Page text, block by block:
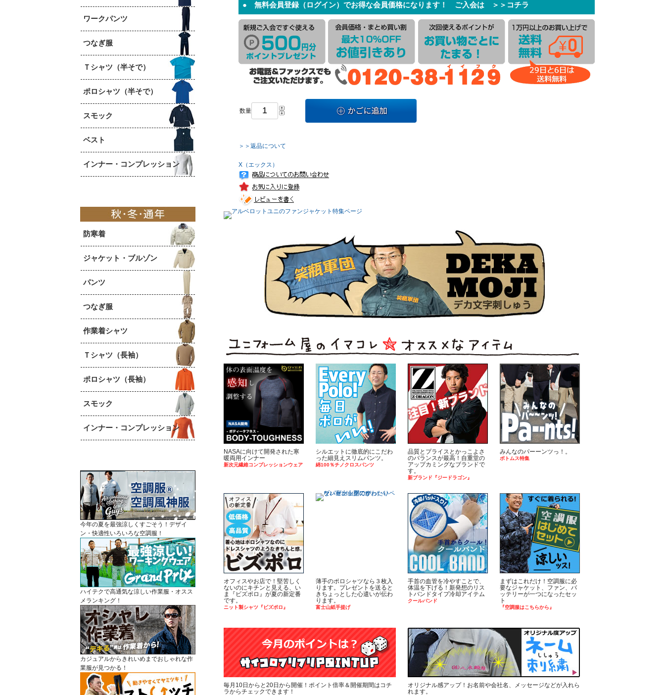
ワークパンツ
つなぎ服
Ｔシャツ（半そで）
ポロシャツ（半そで）
スモック
ベスト
インナー・コンプレッション
防寒着
ジャケット・ブルゾン
パンツ
つなぎ服
作業着シャツ
Ｔシャツ（長袖）
ポロシャツ（長袖）
スモック
インナー・コンプレッション
今年の夏を最強涼しくすごそう！デザイ
ン・快適性いろいろな空調服！
ハイテクで高通気な涼しい作業服・オスス
メランキング！
カジュアルからきれいめまでおしゃれな作
業服が見つかる！
● 無料会員登録（ログイン）でお得な会員価格になります！ ご入会は ＞＞コチラ
数量
＞＞返品について
X（エックス）
NASAに向けて開発された寒
暖両用インナー
新次元繊維コンプレッションウェア
シルエットに徹底的にこだわ
った細見えスリムパンツ。
綿100％チノクロスパンツ
品質とプライスとかっこよさ
のバランスが最高！自重堂の
アップカミングなブランドで
す。
新ブランド『ジードラゴン』
みんなのパーーンツっ！。
ボトムス特集
オフィスやお店で！堅苦しく
ないのにキチンと見える、い
ま『ビズポロ』が夏の新定番
です。
ニット製シャツ『ビズポロ』
薄手のポロシャツなら３枚入
ります。プレゼントを送ると
きちょっとした心遣いが伝わ
ります。
富士山紙手提げ
手首の血管を冷やすことで、
体温を下げる！新発想のリス
トバンドタイプ冷却アイテム
クールバンド
まずはこれだけ！空調服に必
要なジャケット、ファン、バ
ッテリーが一つになったセッ
ト
『空調服はこちらから』
毎月10日からと20日から開催！ポイント倍率＆開催期間はコチ
ラからチェックできます！
オリジナル感アップ！お名前や会社名、メッセージなどが入れら
れます。